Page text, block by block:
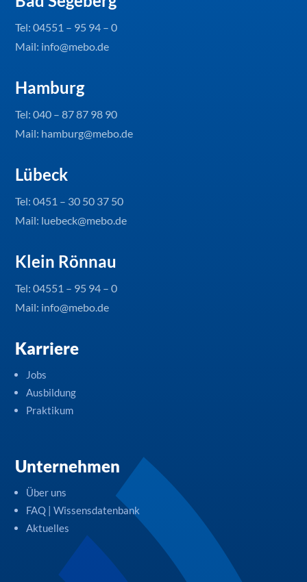
Tel:04551 – 95 94 – 0
Mail: info@mebo.de
Hamburg
Tel:040 – 87 87 98 90
Mail: hamburg@mebo.de
Lübeck
Tel:0451 – 30 50 37 50
Mail: luebeck@mebo.de
Klein Rönnau
Tel:04551 – 95 94 – 0
Mail: info@mebo.de
Karriere
Jobs
Ausbildung
Praktikum
Unternehmen
Über uns
FAQ | Wissensdatenbank
Aktuelles